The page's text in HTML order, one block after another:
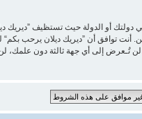
دولتك أو الدولة حيث تستظيف
توافق أن ”ديريك ديلان يرحب بكم“